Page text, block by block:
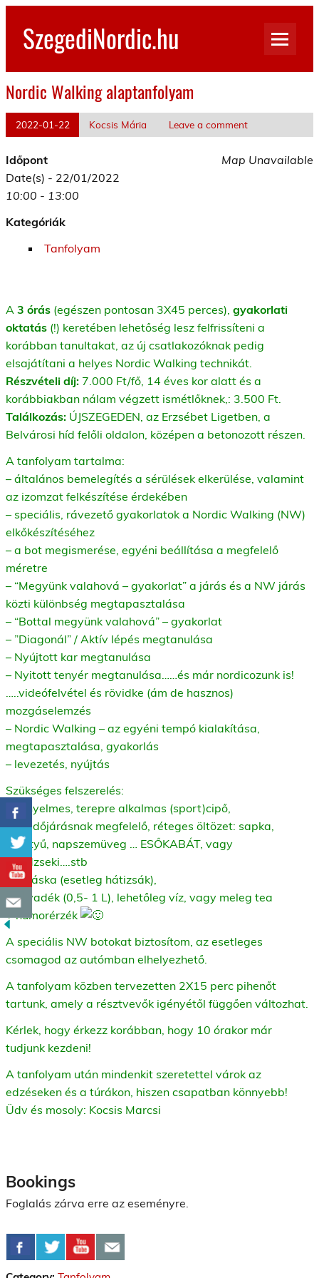
Skip
contentSzegediNordic.hu
Nordic Walking alaptanfolyam
2022-01-22 Kocsis Mária Leave a comment
Map Unavailable
Időpont
Date(s) - 22/01/2022
10:00 - 13:00
Kategóriák
Tanfolyam
A 3 órás (egészen pontosan 3X45 perces), gyakorlati
oktatás (!) keretében lehetőség lesz felfrissíteni a
korábban tanultakat, az új csatlakozóknak pedig
elsajátítani a helyes Nordic Walking technikát.
Részvételi díj: 7.000 Ft/fő, 14 éves kor alatt és a
korábbiakban nálam végzett ismétlőknek,: 3.500 Ft.
Találkozás: ÚJSZEGEDEN, az Erzsébet Ligetben, a
Belvárosi híd felőli oldalon, középen a betonozott részen.
A tanfolyam tartalma:
– általános bemelegítés a sérülések elkerülése, valamint
az izomzat felkészítése érdekében
– speciális, rávezető gyakorlatok a Nordic Walking (NW)
elkőkészítéséhez
– a bot megismerése, egyéni beállítása a megfelelő
méretre
– “Megyünk valahová – gyakorlat” a járás és a NW járás
közti különbség megtapasztalása
– “Bottal megyünk valahová” – gyakorlat
– ”Diagonál” / Aktív lépés megtanulása
– Nyújtott kar megtanulása
– Nyitott tenyér megtanulása……és már nordicozunk is!
…..videófelvétel és rövidke (ám de hasznos)
mozgáselemzés
– Nordic Walking – az egyéni tempó kialakítása,
megtapasztalása, gyakorlás
– levezetés, nyújtás
Szükséges felszerelés:
– kényelmes, terepre alkalmas (sport)cipő,
– az időjárásnak megfelelő, réteges öltözet: sapka,
kesztyű, napszemüveg … ESŐKABÁT, vagy
széldzseki….stb
– övtáska (esetleg hátizsák),
– folyadék (0,5- 1 L), lehetőleg víz, vagy meleg tea
+ humorérzék
A speciális NW botokat biztosítom, az esetleges
csomagod az autómban elhelyezhető.
A tanfolyam közben tervezetten 2X15 perc pihenőt
tartunk, amely a résztvevők igényétől függően változhat.
Kérlek, hogy érkezz korábban, hogy 10 órakor már
tudjunk kezdeni!
A tanfolyam után mindenkit szeretettel várok az
edzéseken és a túrákon, hiszen csapatban könnyebb!
Üdv és mosoly: Kocsis Marcsi
Bookings
Foglalás zárva erre az eseményre.